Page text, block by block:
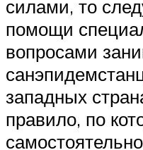
силами, то
помощи
вопросами
западных
правило, по